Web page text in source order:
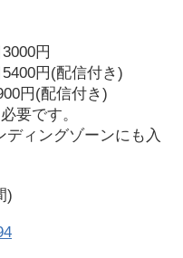
円
円(配信付き)
円(配信付き)
要です。
ィングゾーンにも入
)